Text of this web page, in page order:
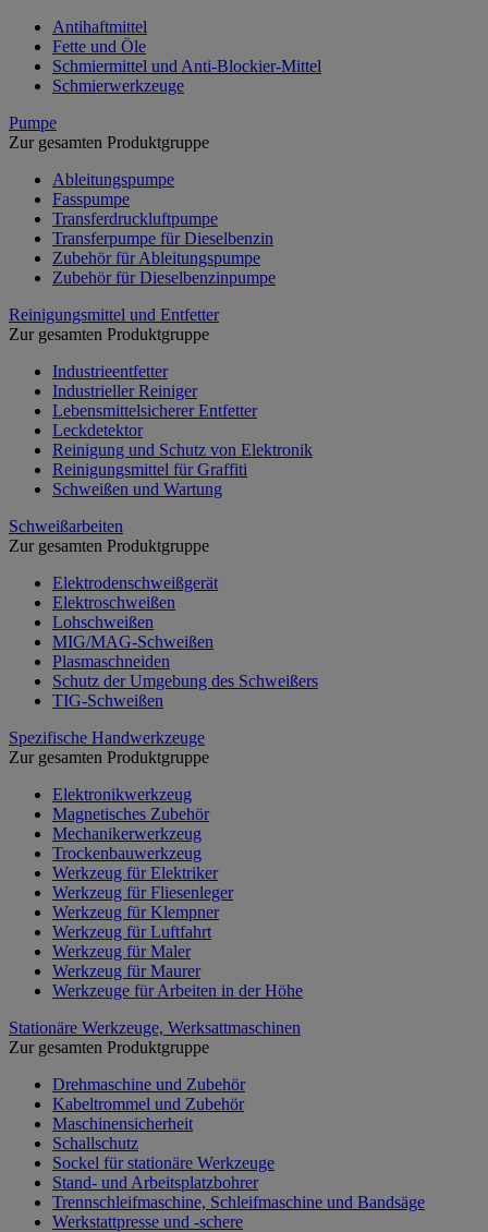
Antihaftmittel
Fette und Öle
Schmiermittel und Anti-Blockier-Mittel
Schmierwerkzeuge
Pumpe
Zur gesamten Produktgruppe
Ableitungspumpe
Fasspumpe
Transferdruckluftpumpe
Transferpumpe für Dieselbenzin
Zubehör für Ableitungspumpe
Zubehör für Dieselbenzinpumpe
Reinigungsmittel und Entfetter
Zur gesamten Produktgruppe
Industrieentfetter
Industrieller Reiniger
Lebensmittelsicherer Entfetter
Leckdetektor
Reinigung und Schutz von Elektronik
Reinigungsmittel für Graffiti
Schweißen und Wartung
Schweißarbeiten
Zur gesamten Produktgruppe
Elektrodenschweißgerät
Elektroschweißen
Lohschweißen
MIG/MAG-Schweißen
Plasmaschneiden
Schutz der Umgebung des Schweißers
TIG-Schweißen
Spezifische Handwerkzeuge
Zur gesamten Produktgruppe
Elektronikwerkzeug
Magnetisches Zubehör
Mechanikerwerkzeug
Trockenbauwerkzeug
Werkzeug für Elektriker
Werkzeug für Fliesenleger
Werkzeug für Klempner
Werkzeug für Luftfahrt
Werkzeug für Maler
Werkzeug für Maurer
Werkzeuge für Arbeiten in der Höhe
Stationäre Werkzeuge, Werksattmaschinen
Zur gesamten Produktgruppe
Drehmaschine und Zubehör
Kabeltrommel und Zubehör
Maschinensicherheit
Schallschutz
Sockel für stationäre Werkzeuge
Stand- und Arbeitsplatzbohrer
Trennschleifmaschine, Schleifmaschine und Bandsäge
Werkstattpresse und -schere